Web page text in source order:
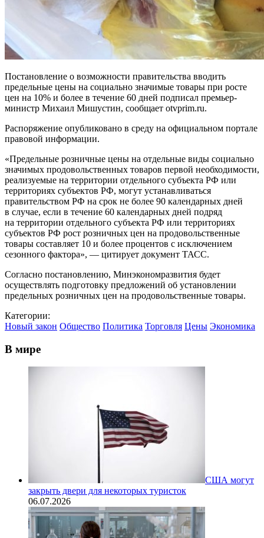
Постановление о возможности правительства вводить
предельные цены на социально значимые товары при росте
цен на 10% и более в течение 60 дней подписал премьер-
министр Михаил Мишустин, сообщает otvprim.ru.
Распоряжение опубликовано в среду на официальном портале
правовой информации.
«Предельные розничные цены на отдельные виды социально
значимых продовольственных товаров первой необходимости,
реализуемые на территории отдельного субъекта РФ или
территориях субъектов РФ, могут устанавливаться
правительством РФ на срок не более 90 календарных дней
в случае, если в течение 60 календарных дней подряд
на территории отдельного субъекта РФ или территориях
субъектов РФ рост розничных цен на продовольственные
товары составляет 10 и более процентов с исключением
сезонного фактора», — цитирует документ ТАСС.
Согласно постановлению, Минэкономразвития будет
осуществлять подготовку предложений об установлении
предельных розничных цен на продовольственные товары.
Категории:
Новый закон Общество Политика Торговля Цены Экономика
В мире
США могут
закрыть двери для некоторых туристок
06.07.2026